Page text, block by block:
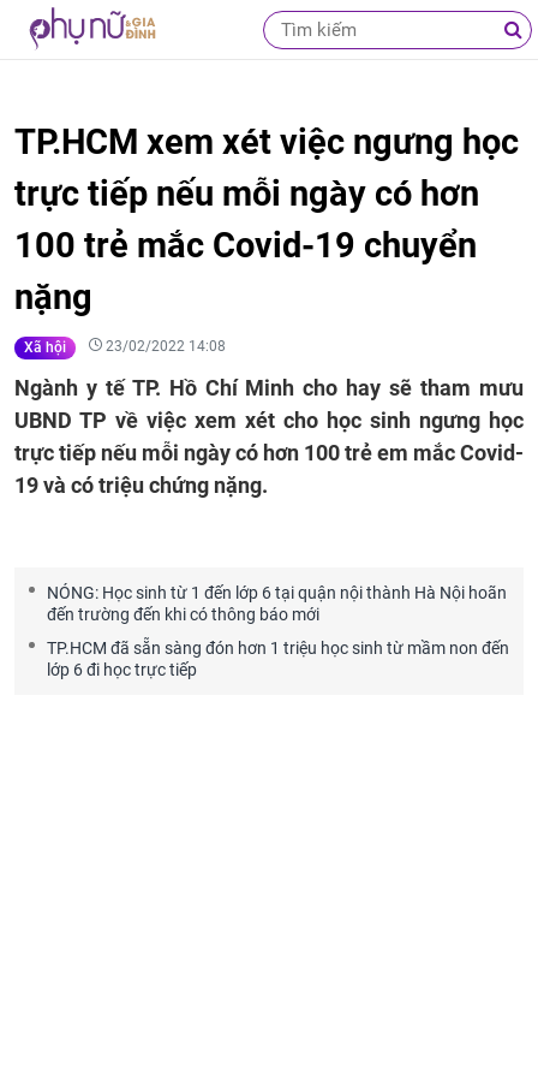
TP.HCM xem xét việc ngưng học
trực tiếp nếu mỗi ngày có hơn
100 trẻ mắc Covid-19 chuyển
nặng
Xã hội 23/02/2022 14:08
Ngành y tế TP. Hồ Chí Minh cho hay sẽ tham mưu
UBND TP về việc xem xét cho học sinh ngưng học
trực tiếp nếu mỗi ngày có hơn 100 trẻ em mắc Covid-
19 và có triệu chứng nặng.
NÓNG: Học sinh từ 1 đến lớp 6 tại quận nội thành Hà Nội hoãn
đến trường đến khi có thông báo mới
TP.HCM đã sẵn sàng đón hơn 1 triệu học sinh từ mầm non đến
lớp 6 đi học trực tiếp